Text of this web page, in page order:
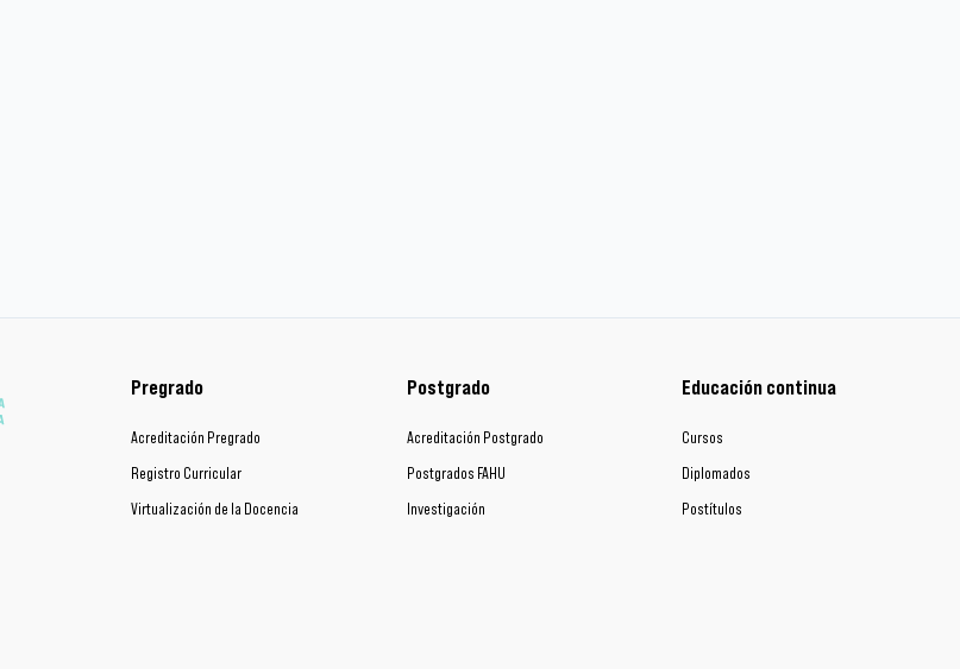
Pregrado
Acreditación Pregrado
Registro Curricular
Virtualización de la Docencia
Postgrado
Acreditación Postgrado
Postgrados FAHU
Investigación
Educación continua
Cursos
Diplomados
Postítulos